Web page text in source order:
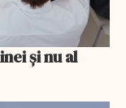
și nu al